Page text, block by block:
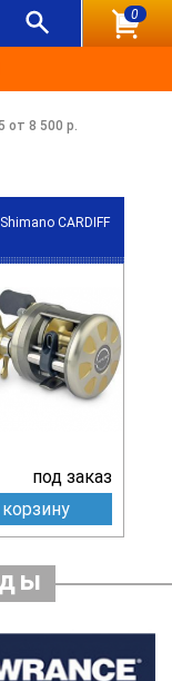
0
от 8 500 р.
CARDIFF
под заказ